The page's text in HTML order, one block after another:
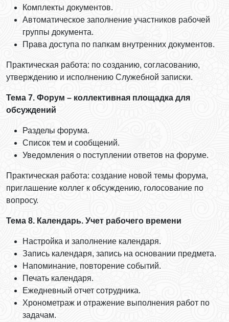
Комплекты документов.
Автоматическое заполнение участников рабочей
группы документа.
Права доступа по папкам внутренних документов.
Практическая работа: по созданию, согласованию,
утверждению и исполнению Служебной записки.
Тема 7. Форум – коллективная площадка для
обсуждений
Разделы форума.
Список тем и сообщений.
Уведомления о поступлении ответов на форуме.
Практическая работа: создание новой темы форума,
приглашение коллег к обсуждению, голосование по
вопросу.
Тема 8. Календарь. Учет рабочего времени
Настройка и заполнение календаря.
Запись календаря, запись на основании предмета.
Напоминание, повторение событий.
Печать календаря.
Ежедневный отчет сотрудника.
Хронометраж и отражение выполнения работ по
задачам.